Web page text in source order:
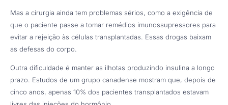
Mas a cirurgia ainda tem problemas sérios, como a exigência de
que o paciente passe a tomar remédios imunossupressores para
evitar a rejeição às células transplantadas. Essas drogas baixam
as defesas do corpo.
Outra dificuldade é manter as ilhotas produzindo insulina a longo
prazo. Estudos de um grupo canadense mostram que, depois de
cinco anos, apenas 10% dos pacientes transplantados estavam